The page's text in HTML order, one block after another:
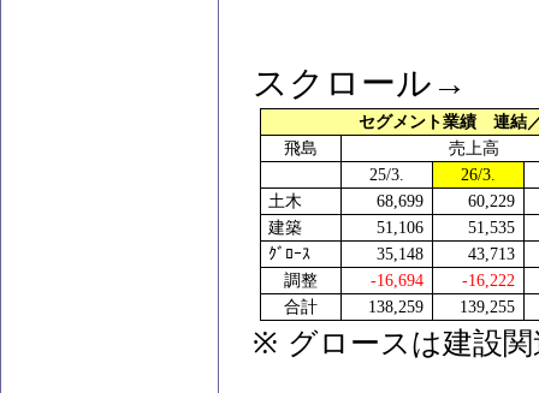
スクロール→
セグメント業績 連結
飛島
売上高
25/3.
26/3.
土木
68,699
60,229
建築
51,106
51,535
ｸﾞﾛｰｽ
35,148
43,713
調整
-16,694
-16,222
合計
138,259 139,255
※ グロースは建設